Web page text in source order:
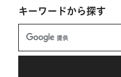
キーワードから探す